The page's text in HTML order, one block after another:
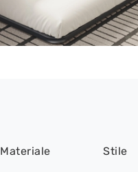
Materiale Stile